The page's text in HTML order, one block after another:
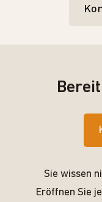
Sie wissen
Eröffnen Sie